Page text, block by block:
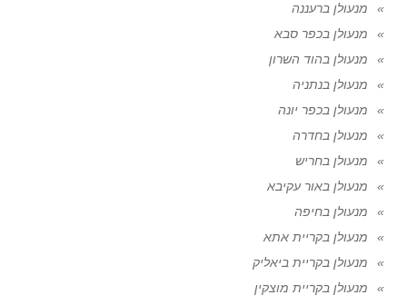
מנעולן ברעננה
מנעולן בכפר סבא
מנעולן בהוד השרון
מנעולן בנתניה
מנעולן בכפר יונה
מנעולן בחדרה
מנעולן בחריש
מנעולן באור עקיבא
מנעולן בחיפה
מנעולן בקריית אתא
מנעולן בקריית ביאליק
מנעולן בקריית מוצקין